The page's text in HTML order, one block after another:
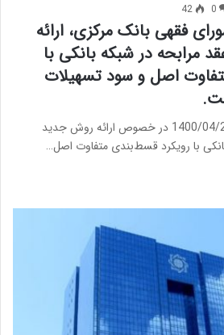
0
42
فقهی بانک مرکزی، ارائه
مرابحه در شبکه بانکی با
اصل و سود تسهیلات
گزارش بانک مرکزی مورخ 1400/04/26 در خصوص ارائه روش جدید
با رویکرد قسط‌بندی متفاوت اصل…